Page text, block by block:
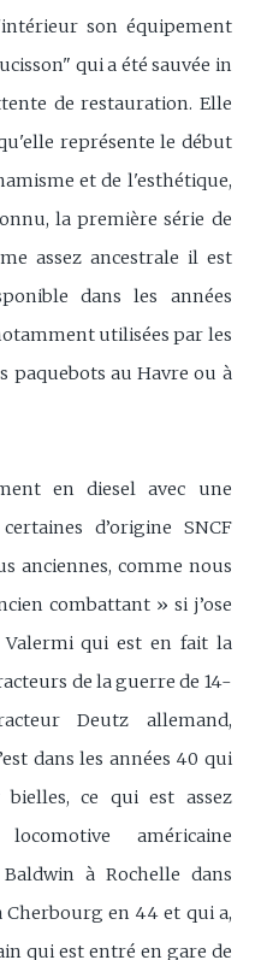
son équipement
qui a été sauvée in
de restauration. Elle
représente le début
et de l'esthétique,
la première série de
assez ancestrale il est
dans les années
utilisées par les
paquebots au Havre ou à
en diesel avec une
d’origine SNCF
anciennes, comme nous
combattant » si j’ose
qui est en fait la
de la guerre de 14-
Deutz allemand,
dans les années 40 qui
ce qui est assez
américaine
à Rochelle dans
Cherbourg en 44 et qui a,
qui est entré en gare de